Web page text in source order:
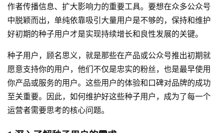
作者传播信息、扩大影响力的重要工具。要想在众多公众号
中脱颖而出，单纯依靠吸引大量用户是不够的，保持和维护
好初期的种子用户才是实现持续增长和良性发展的关键。
种子用户，顾名思义，就是那些在产品或公众号推出初期就
愿意支持你的用户，他们不仅是忠实的粉丝，也是最早使用
你产品或服务的用户。这些用户的体验和口碑对品牌的成功
至关重要。因此，如何维护好这些种子用户，成为了每一个
运营者需要思考的核心问题。